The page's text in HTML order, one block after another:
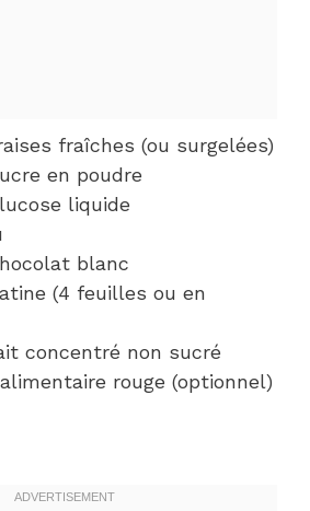
fraîches (ou surgelées)
en poudre
liquide
blanc
(4 feuilles ou en
concentré non sucré
rouge (optionnel)